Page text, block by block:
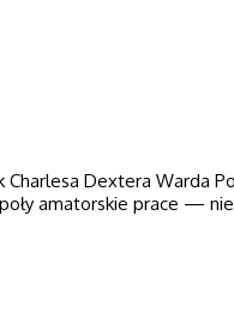
Charlesa Dextera
amatorskie prace —